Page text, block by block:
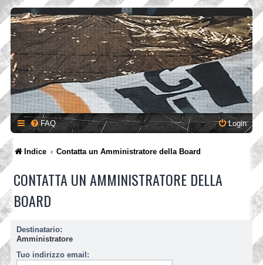
FAQ Login
Indice Contatta un Amministratore della Board
CONTATTA UN AMMINISTRATORE DELLA
BOARD
Destinatario:
Amministratore
Tuo indirizzo email: